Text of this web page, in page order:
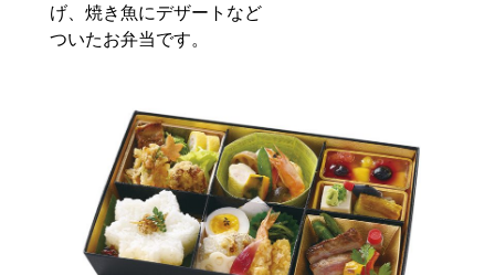
げ、焼き魚にデザートなど
ついたお弁当です。